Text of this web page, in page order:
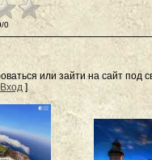
/0
или зайти на сайт под
Вход]